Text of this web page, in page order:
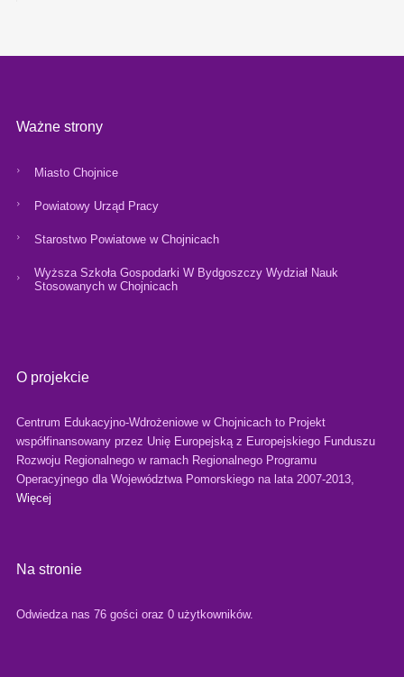
Ważne strony
Miasto Chojnice
Powiatowy Urząd Pracy
Starostwo Powiatowe w Chojnicach
Wyższa Szkoła Gospodarki W Bydgoszczy Wydział Nauk
Stosowanych w Chojnicach
O projekcie
Centrum Edukacyjno-Wdrożeniowe w Chojnicach to Projekt
współfinansowany przez Unię Europejską z Europejskiego Funduszu
Rozwoju Regionalnego w ramach Regionalnego Programu
Operacyjnego dla Województwa Pomorskiego na lata 2007-2013,
Więcej
Na stronie
Odwiedza nas 76 gości oraz 0 użytkowników.